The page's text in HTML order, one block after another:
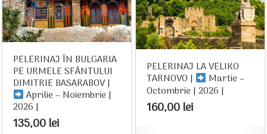
PELERINAJ ÎN BULGARIA
PE URMELE SFÂNTULUI
DIMITRIE BASARABOV |
Aprilie – Noiembrie |
2026 |
135,00 lei
PELERINAJ LA VELIKO
TARNOVO | Martie –
Octombrie | 2026 |
160,00 lei